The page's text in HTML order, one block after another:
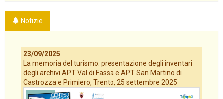
Notizie
23/09/2025
La memoria del turismo: presentazione degli inventari
degli archivi APT Val di Fassa e APT San Martino di
Castrozza e Primiero, Trento, 25 settembre 2025